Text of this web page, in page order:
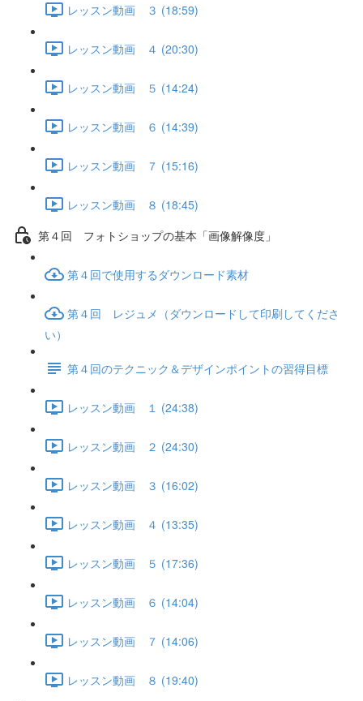
レッスン動画 ３ (18:59)
レッスン動画 ４ (20:30)
レッスン動画 ５ (14:24)
レッスン動画 ６ (14:39)
レッスン動画 ７ (15:16)
レッスン動画 ８ (18:45)
第４回 フォトショップの基本「画像解像度」
第４回で使用するダウンロード素材
第４回 レジュメ（ダウンロードして印刷してくださ
い）
第４回のテクニック＆デザインポイントの習得目標
レッスン動画 １ (24:38)
レッスン動画 ２ (24:30)
レッスン動画 ３ (16:02)
レッスン動画 ４ (13:35)
レッスン動画 ５ (17:36)
レッスン動画 ６ (14:04)
レッスン動画 ７ (14:06)
レッスン動画 ８ (19:40)